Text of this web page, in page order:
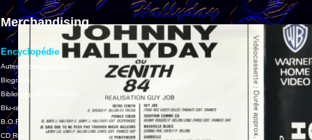
Merchandising
Encyclopédie
Auteurs/compositeurs
Biographie
Bibliographie - Partitions
Blu-ray
B.O.F.
CD Rom